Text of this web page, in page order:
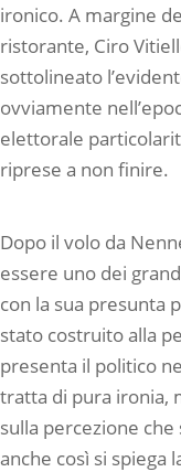
ironico. A margine
ristorante, Ciro
sottolineato
ovviamente
elettorale
riprese a non finire.
Dopo il volo da
essere uno dei
con la sua presunta
stato costruito alla
presenta il politico
tratta di pura ironia,
sulla percezione
anche così si spiega